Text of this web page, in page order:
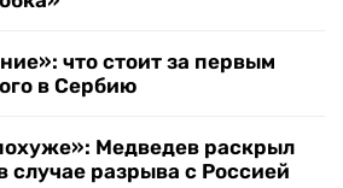
что стоит за первым
в Сербию
Медведев раскрыл
случае разрыва с Россией